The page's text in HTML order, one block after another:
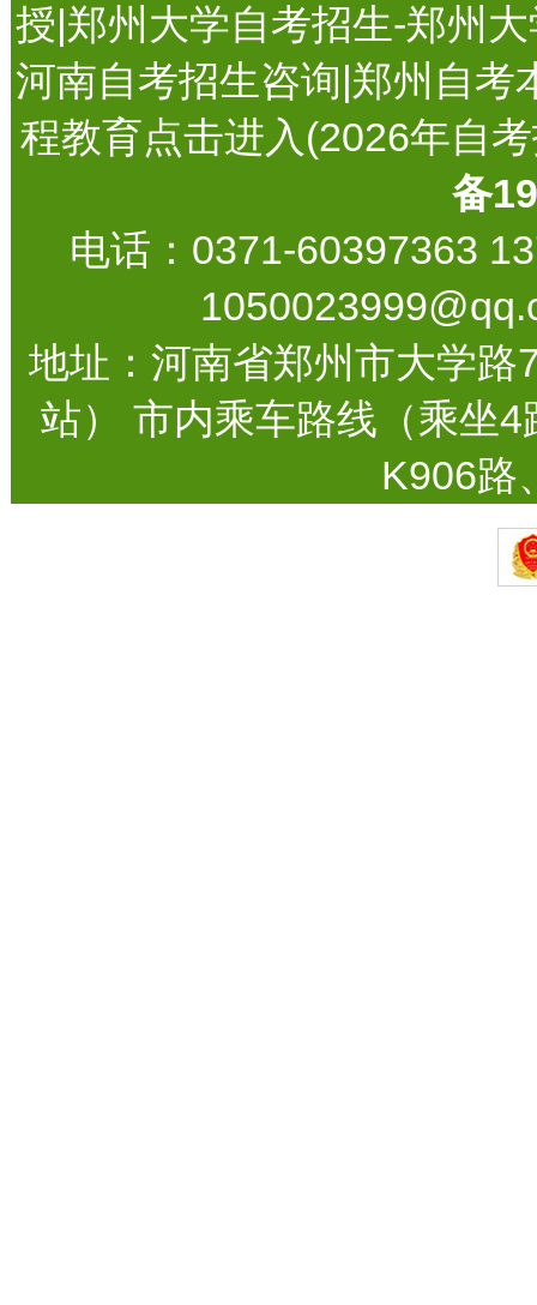
授|郑州大学自考招生-郑州
河南自考招生咨询|郑州自考
程教育点击进入(2026年自
备
电话：0371-60397363
地址：河南省郑州市大学
站） 市内乘车路线（乘坐
K906路